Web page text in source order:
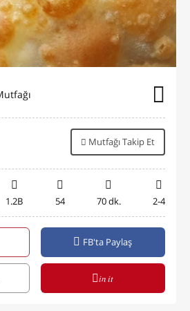
Mutfağı Takip Et
1.2B 54 70 dk. 2-4
FB'ta Paylaş
in it